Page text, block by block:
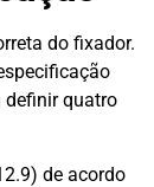
do fixador.
definir quatro
de acordo